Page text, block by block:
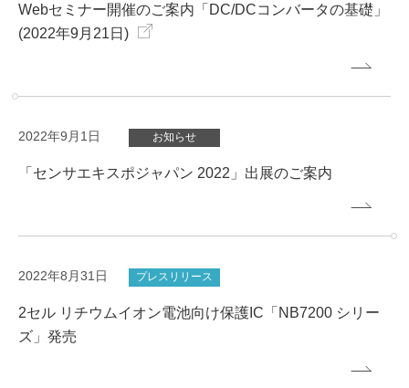
Webセミナー開催のご案内「DC/DCコンバータの基礎」
(2022年9月21日)
2022年9月1日 お知らせ
「センサエキスポジャパン 2022」出展のご案内
2022年8月31日 プレスリリース
2セル リチウムイオン電池向け保護IC「NB7200 シリー
ズ」発売